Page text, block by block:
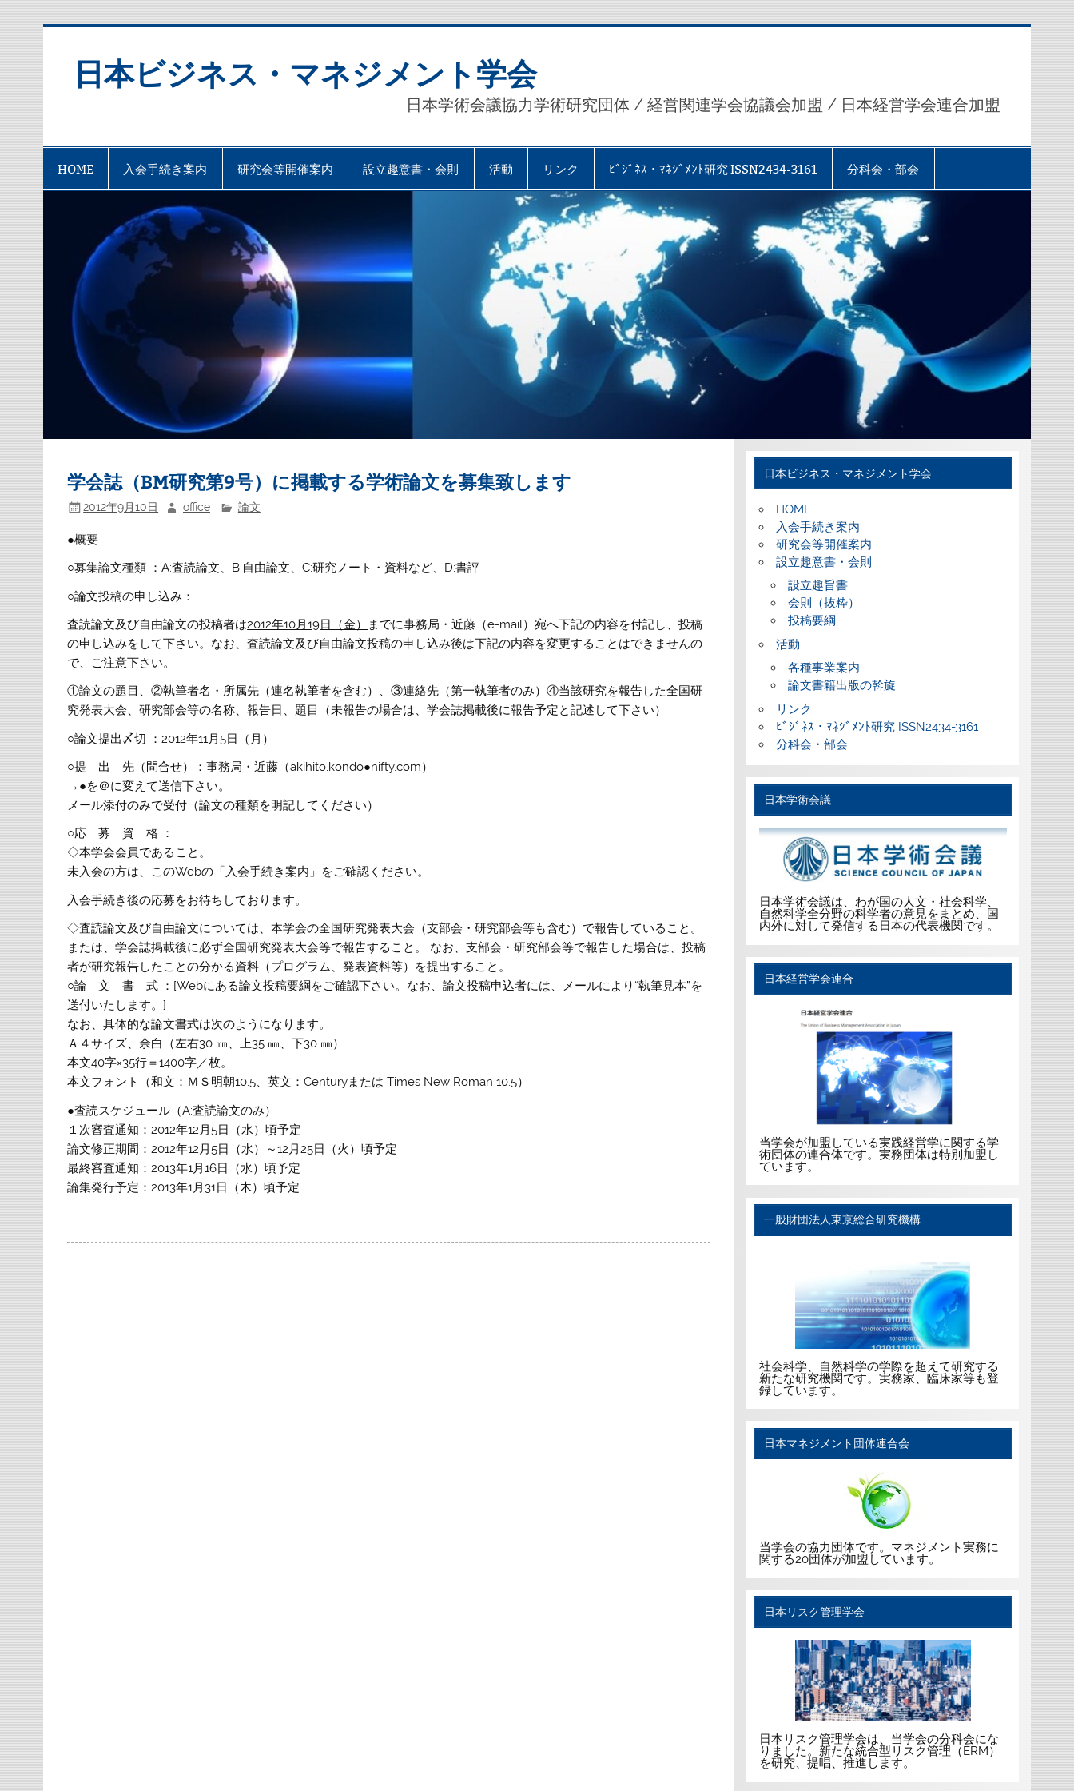
日本ビジネス・マネジメント学会
日本学術会議協力学術研究団体 / 経営関連学会協議会加盟 / 日本経営学会連合加盟
HOME 入会手続き案内 研究会等開催案内 設立趣意書・会則 活動 リンク ﾋﾞｼﾞﾈｽ・ﾏﾈｼﾞﾒﾝﾄ研究 ISSN2434-3161 分科会・部会
学会誌（BM研究第9号）に掲載する学術論文を募集致します
2012年9月10日 office 論文
●概要
○募集論文種類 ：A:査読論文、B:自由論文、C:研究ノート・資料など、D:書評
○論文投稿の申し込み：
査読論文及び自由論文の投稿者は2012年10月19日（金）
までに事務局・近藤（e-mail）宛へ下記の内容を付記し、投稿
の申し込みをして下さい。なお、査読論文及び自由論文投稿の申し込み後は下記の内容を変更することはできませんの
で、ご注意下さい。
①論文の題目、②執筆者名・所属先（連名執筆者を含む）、③連絡先（第一執筆者のみ）④当該研究を報告した全国研
究発表大会、研究部会等の名称、報告日、題目（未報告の場合は、学会誌掲載後に報告予定と記述して下さい）
○論文提出〆切 ：2012年11月5日（月）
○提 出 先（問合せ）：事務局・近藤（akihito.kondo●nifty.com）
→●を＠に変えて送信下さい。
メール添付のみで受付（論文の種類を明記してください）
○応 募 資 格 ：
◇本学会会員であること。
未入会の方は、このWebの「入会手続き案内」をご確認ください。
入会手続き後の応募をお待ちしております。
◇査読論文及び自由論文については、本学会の全国研究発表大会（支部会・研究部会等も含む）で報告していること。
または、学会誌掲載後に必ず全国研究発表大会等で報告すること。 なお、支部会・研究部会等で報告した場合は、投稿
者が研究報告したことの分かる資料（プログラム、発表資料等）を提出すること。
○論 文 書 式 ：[Webにある論文投稿要綱をご確認下さい。 なお、論文投稿申込者には、メールにより“執筆見本”を
送付いたします。]
なお、具体的な論文書式は次のようになります。
Ａ４サイズ、余白（左右30 ㎜、上35 ㎜、下30 ㎜）
本文40字×35行＝1400字／枚。
本文フォント（和文：ＭＳ明朝10.5、英文：Centuryまたは Times New Roman 10.5）
●査読スケジュール（A:査読論文のみ）
１次審査通知：2012年12月5日（水）頃予定
論文修正期間：2012年12月5日（水）～12月25日（火）頃予定
最終審査通知：2013年1月16日（水）頃予定
論集発行予定：2013年1月31日（木）頃予定
———————————————
日本ビジネス・マネジメント学会
HOME
入会手続き案内
研究会等開催案内
設立趣意書・会則
設立趣旨書
会則（抜粋）
投稿要綱
活動
各種事業案内
論文書籍出版の斡旋
リンク
ﾋﾞｼﾞﾈｽ・ﾏﾈｼﾞﾒﾝﾄ研究 ISSN2434-3161
分科会・部会
日本学術会議
日本学術会議は、わが国の人文・社会科学、
自然科学全分野の科学者の意見をまとめ、国
内外に対して発信する日本の代表機関です。
日本経営学会連合
当学会が加盟している実践経営学に関する学
術団体の連合体です。実務団体は特別加盟し
ています。
一般財団法人東京総合研究機構
社会科学、自然科学の学際を超えて研究する
新たな研究機関です。実務家、臨床家等も登
録しています。
日本マネジメント団体連合会
当学会の協力団体です。マネジメント実務に
関する20団体が加盟しています。
日本リスク管理学会
日本リスク管理学会は、当学会の分科会にな
りました。新たな統合型リスク管理（ERM）
を研究、提唱、推進します。